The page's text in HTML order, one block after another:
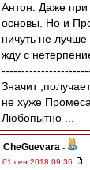
Антон. Даже при
основы. Но и
ничуть не
жду с
Значит
не хуже
Любопытно ...
CheGuevara -
01 сен 2018 09:36